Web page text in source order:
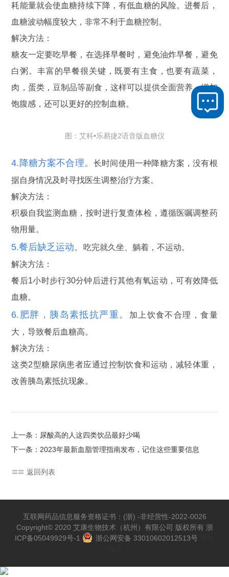
耗能量就会使血糖持续下降，有低血糖的风险。进餐后，
血糖波动幅度较大，非常不利于血糖控制。
解决方法：
糖友一定要吃早餐，在选择早餐时，避免油炸早餐，避免
白粥。丰富的早餐很关键，既要有主食，也要有蔬菜，
肉，蛋类，豆制品等副食，这样可以提供全面营养，增加
饱腹感，还可以更好的控制血糖。
图：艾科•乐易捷2语音版血糖仪
4.降糖方案不合理。长时间使用一种降糖方案，没有根
据自身情况及时寻找医生调整治疗方案。
解决方法：
积极自我监测血糖，按时进行复查体检，遵循医嘱调整药
物用量。
5.餐后缺乏运动。吃完就久坐、躺着，不运动。
解决方法：
餐后1小时步行30分钟后进行其他有氧运动，可有效降低
血糖。
6.肥胖，胰岛素抵抗严重。
加上饮食不合理，食量
大，导致餐后血糖高。
解决方法：
这类2型糖尿病患者应通过控制饮食和运动，减轻体重，
改善胰岛素抵抗现象。
上一条：尿酸高的人这四类饮品最好少喝
下一条：2023年最新血脂管理指南发布，记住这些重要信息
返回列表
互联网药品信息服务资格证书：(浙) -非经营性-2022-0026
Copyright© 2020 艾康生物技术（杭州）有限公司 版权所有 浙
ICP备05049929号-1
浙公网安备 33010602012513号